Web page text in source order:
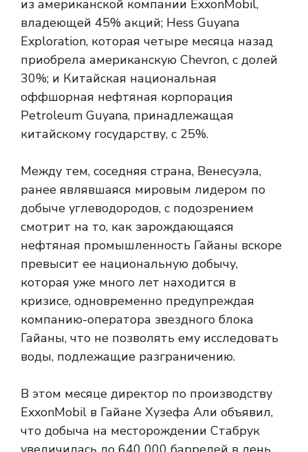
из американской компании ExxonMobil,
владеющей 45% акций; Hess Guyana
Exploration, которая четыре месяца назад
приобрела американскую Chevron, с долей
30%; и Китайская национальная
оффшорная нефтяная корпорация
Petroleum Guyana, принадлежащая
китайскому государству, с 25%.
Между тем, соседняя страна, Венесуэла,
ранее являвшаяся мировым лидером по
добыче углеводородов, с подозрением
смотрит на то, как зарождающаяся
нефтяная промышленность Гайаны вскоре
превысит ее национальную добычу,
которая уже много лет находится в
кризисе, одновременно предупреждая
компанию-оператора звездного блока
Гайаны, что не позволять ему исследовать
воды, подлежащие разграничению.
В этом месяце директор по производству
ExxonMobil в Гайане Хузефа Али объявил,
что добыча на месторождении Стабрук